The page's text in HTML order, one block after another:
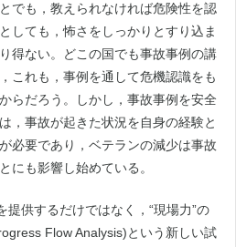
でも，教えられなければ危険性を認
しても，怖さをしっかりとすり込ま
得ない。どこの国でも事故事例の講
これも，事例を通して危機認識をも
らだろう。しかし，事故事例を安全
，事故が起きた状況を自身の経験と
必要であり，ベテランの減少は事故
にも影響し始めている。
提供するだけではなく，“現場力”の
Flow Analysis)という新しい試